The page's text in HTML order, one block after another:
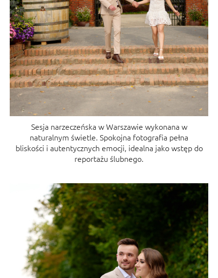
Sesja narzeczeńska w Warszawie wykonana w
naturalnym świetle. Spokojna fotografia pełna
bliskości i autentycznych emocji, idealna jako wstęp do
reportażu ślubnego.